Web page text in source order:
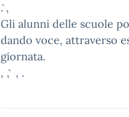
. ̀,
Gli alunni delle scuole
dando voce, attraverso
giornata.
, , ̀ , .